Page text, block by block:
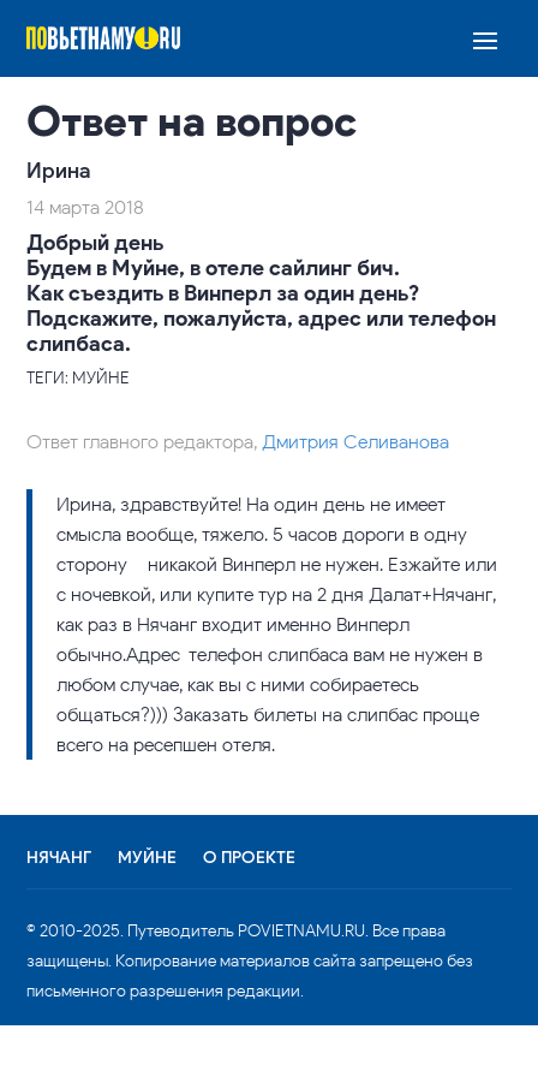
Ответ на вопрос
Ирина
14 марта 2018
Добрый день
Будем в Муйне, в отеле сайлинг бич.
Как съездить в Винперл за один день?
Подскажите, пожалуйста, адрес или телефон
слипбаса.
ТЕГИ: МУЙНЕ
Ответ главного редактора,Дмитрия Селиванова
Ирина, здравствуйте! На один день не имеет
смысла вообще, тяжело. 5 часов дороги в одну
сторону – никакой Винперл не нужен. Езжайте или
с ночевкой, или купите тур на 2 дня Далат+Нячанг,
как раз в Нячанг входит именно Винперл
обычно.Адрес-телефон слипбаса вам не нужен в
любом случае, как вы с ними собираетесь
общаться?))) Заказать билеты на слипбас проще
всего на ресепшен отеля.
НЯЧАНГ МУЙНЕ О ПРОЕКТЕ
© 2010-2025. Путеводитель POVIETNAMU.RU. Все права
защищены. Копирование материалов сайта запрещено без
письменного разрешения редакции.